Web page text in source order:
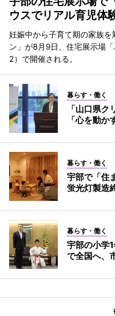
ウスでリアル育児体
妊娠中から子育て期の家族
ン」が8月9日、住宅展示場
2）で開催される。
暮らす・働く
「山口県
「心を動か
暮らす・働く
宇部で「住
蛍光灯製造
暮らす・働く
宇部の小学
で全国へ、